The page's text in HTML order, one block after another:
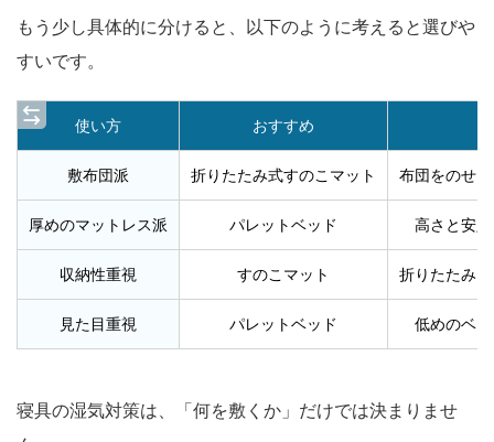
もう少し具体的に分けると、以下のように考えると選びや
すいです。
使い方 おすすめ
敷布団派 折りたたみ式すのこマット 布団をのせ
厚めのマットレス派 パレットベッド 高さと安
収納性重視 すのこマット 折りたたみ
見た目重視 パレットベッド 低めのベ
寝具の湿気対策は、「何を敷くか」だけでは決まりませ